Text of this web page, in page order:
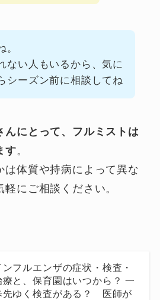
。
ない人もいるから、気に
シーズン前に相談してね
んにとって、フルミストは
す。
は体質や持病によって異な
にご相談ください。
ンフルエンザの症状・検査・
療と、保育園はいつから？ 一
先ゆく検査がある？ 医師が